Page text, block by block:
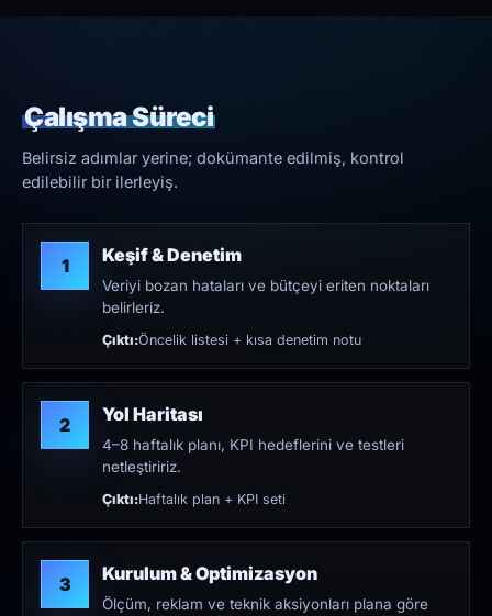
Çalışma Süreci
Belirsiz adımlar yerine; dokümante edilmiş, kontrol
edilebilir bir ilerleyiş.
1 Keşif & Denetim
Veriyi bozan hataları ve bütçeyi eriten noktaları
belirleriz.
Çıktı:Öncelik listesi + kısa denetim notu
2 Yol Haritası
4–8 haftalık planı, KPI hedeflerini ve testleri
netleştiririz.
Çıktı:Haftalık plan + KPI seti
3 Kurulum & Optimizasyon
Ölçüm, reklam ve teknik aksiyonları plana göre